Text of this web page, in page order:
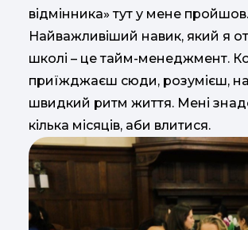
відмінника» тут у мене пройшов.
Найважливіший навик, який я
школі – це тайм-менеджмент.
приїжджаєш сюди, розумієш,
швидкий ритм життя. Мені
кілька місяців, аби влитися.